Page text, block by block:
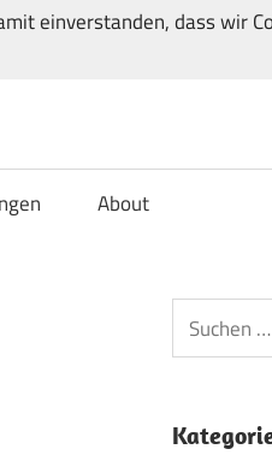
About
Suchen
nach:
einverstanden, dass wir